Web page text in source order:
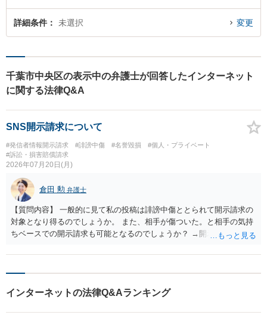
詳細条件 未選択 変更
千葉市中央区の表示中の弁護士が回答したインターネット
に関する法律Q&A
SNS開示請求について
#発信者情報開示請求 #誹謗中傷 #名誉毀損
#個人・プライベート
#訴訟・損害賠償請求
2026年07月20日(月)
倉田 勲 弁護士
【質問内容】 一般的に見て私の投稿は誹謗中傷ととられて開示請求の
対象となり得るのでしょうか。 また、相手が傷ついた。と相手の気持
ちベースでの開示請求も可能となるのでしょうか？ →開示請求が認め
ことが明らかな内容である必要があります。 ご相談内容を拝見する限
況によっては私も弁護士先生に依頼をした方がいいレベルなのかどう
インターネットの法律Q&Aランキング